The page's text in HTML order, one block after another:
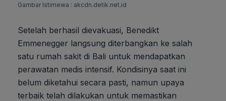
Gambar Istimewa : akcdn.detik.net.id
Setelah berhasil dievakuasi, Benedikt
Emmenegger langsung diterbangkan ke salah
satu rumah sakit di Bali untuk mendapatkan
perawatan medis intensif. Kondisinya saat ini
belum diketahui secara pasti, namun upaya
terbaik telah dilakukan untuk memastikan